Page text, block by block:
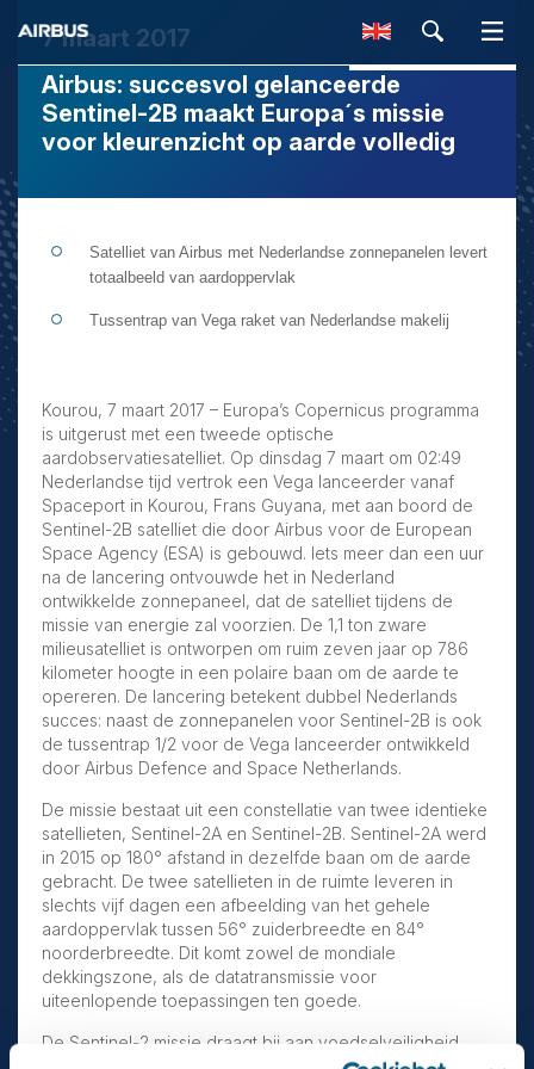
7 maart 2017
Airbus: succesvol gelanceerde
Sentinel-2B maakt Europa´s missie
voor kleurenzicht op aarde volledig
Satelliet van Airbus met Nederlandse zonnepanelen levert
totaalbeeld van aardoppervlak
Tussentrap van Vega raket van Nederlandse makelij
Kourou, 7 maart 2017 – Europa’s Copernicus programma
is uitgerust met een tweede optische
aardobservatiesatelliet. Op dinsdag 7 maart om 02:49
Nederlandse tijd vertrok een Vega lanceerder vanaf
Spaceport in Kourou, Frans Guyana, met aan boord de
Sentinel-2B satelliet die door Airbus voor de European
Space Agency (ESA) is gebouwd. Iets meer dan een uur
na de lancering ontvouwde het in Nederland
ontwikkelde zonnepaneel, dat de satelliet tijdens de
missie van energie zal voorzien. De 1,1 ton zware
milieusatelliet is ontworpen om ruim zeven jaar op 786
kilometer hoogte in een polaire baan om de aarde te
opereren. De lancering betekent dubbel Nederlands
succes: naast de zonnepanelen voor Sentinel-2B is ook
de tussentrap 1/2 voor de Vega lanceerder ontwikkeld
door Airbus Defence and Space Netherlands.
De missie bestaat uit een constellatie van twee identieke
satellieten, Sentinel-2A en Sentinel-2B. Sentinel-2A werd
in 2015 op 180° afstand in dezelfde baan om de aarde
gebracht. De twee satellieten in de ruimte leveren in
slechts vijf dagen een afbeelding van het gehele
aardoppervlak tussen 56° zuiderbreedte en 84°
noorderbreedte. Dit komt zowel de mondiale
dekkingszone, als de datatransmissie voor
uiteenlopende toepassingen ten goede.
De Sentinel-2 missie draagt bij aan voedselveiligheid